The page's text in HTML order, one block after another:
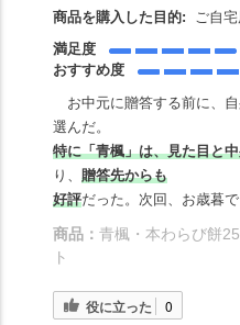
商品を購入した目的:
ご自
満足度
おすすめ度
お中元に贈答する前に、自
選んだ。
特に「青楓」は、見た目と
り、 贈答先からも
好評だった。次回、お歳暮
商品： 青楓・本わらび餅
ト
役に立った 0